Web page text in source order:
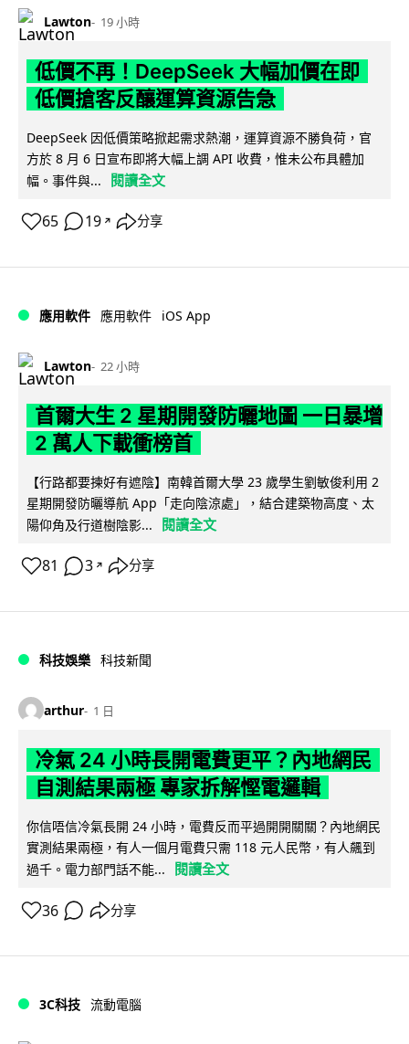
Lawton 19 小時
低價不再！DeepSeek 大幅加價在即
低價搶客反釀運算資源告急
DeepSeek 因低價策略掀起需求熱潮，運算資源不勝負荷，官
方於 8 月 6 日宣布即將大幅上調 API 收費，惟未公布具體加
幅。事件與...
閱讀全文
65 19 ↗ 分享
應用軟件 應用軟件 iOS App
Lawton 22 小時
首爾大生 2 星期開發防曬地圖 一日暴增
2 萬人下載衝榜首
【行路都要揀好有遮陰】南韓首爾大學 23 歲學生劉敏俊利用 2
星期開發防曬導航 App「走向陰涼處」，結合建築物高度、太
陽仰角及行道樹陰影...
閱讀全文
81 3 ↗ 分享
科技娛樂 科技新聞
arthur 1 日
冷氣 24 小時長開電費更平？內地網民
自測結果兩極 專家拆解慳電邏輯
你信唔信冷氣長開 24 小時，電費反而平過開開關關？內地網民
實測結果兩極，有人一個月電費只需 118 元人民幣，有人飆到
過千。電力部門話不能...
閱讀全文
36 分享
3C科技 流動電腦